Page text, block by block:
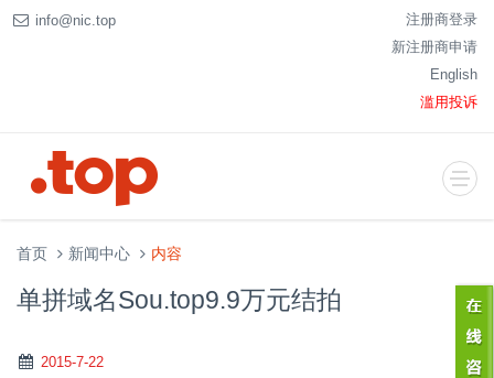
info@nic.top
注册商登录
新注册商申请
English
滥用投诉
首页 新闻中心 内容
单拼域名Sou.top9.9万元结拍
2015-7-22